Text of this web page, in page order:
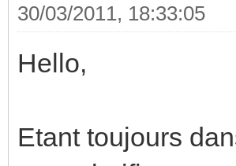
30/03/2011, 18:33:05
Hello,
Etant toujours